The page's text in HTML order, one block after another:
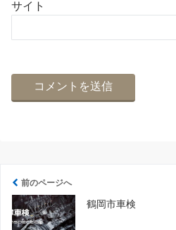
サイト
前のページへ
鶴岡市車検